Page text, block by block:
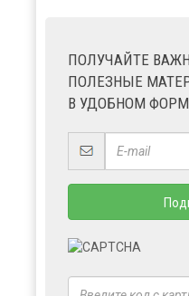
ПОЛУЧАЙТЕ
ПОЛЕЗНЫЕ
В УДОБНОМ